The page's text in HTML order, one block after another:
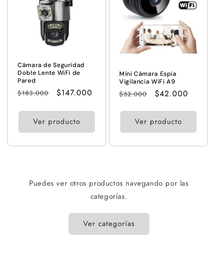
Cámara de Seguridad
Doble Lente WiFi de
Pared
Precio
$183.000
Precio
oferta
$147.000
Ver producto
Mini Cámara Espia
Vigilancia WiFi A9
Precio
$52.000
Precio
oferta
$42.000
Ver producto
Puedes ver otros productos navegando por las
categorías.
Ver categorías